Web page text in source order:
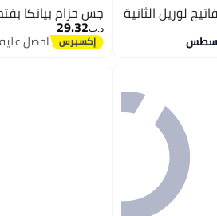
لوريل الثانية جس حزام بيانكا
د.ب‏29.32
احصل